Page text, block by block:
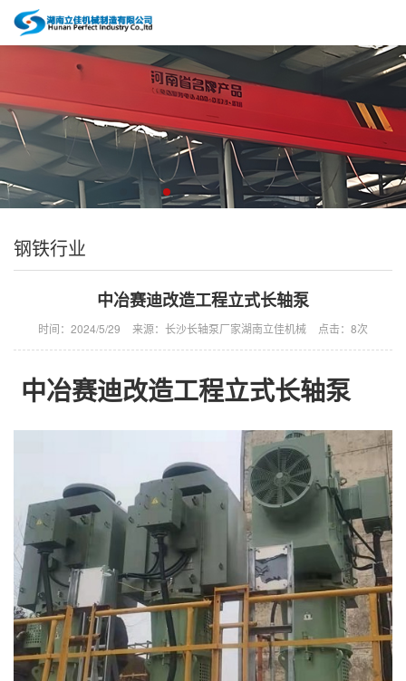
钢铁行业
中冶赛迪改造工程立式长轴泵
时间：2024/5/29 来源：长沙长轴泵厂家湖南立佳机械 点击： 8次
中冶赛迪改造工程立式长轴泵